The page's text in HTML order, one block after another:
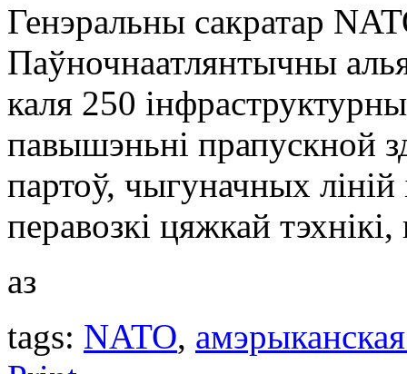
Генэральны сакратар
Паўночнаатлянтычны
каля 250
павышэньні прапускной
партоў, чыгуначных
перавозкі цяжкай
аз
tags: NATO,